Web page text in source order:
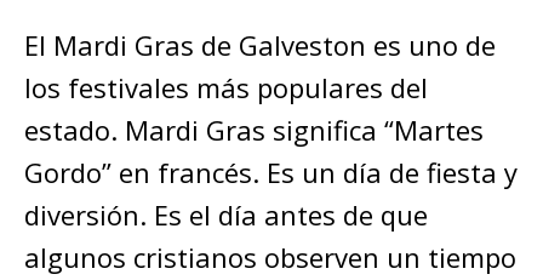
El Mardi Gras de Galveston es uno de
los festivales más populares del
estado. Mardi Gras significa “Martes
Gordo” en francés. Es un día de fiesta y
diversión. Es el día antes de que
algunos cristianos observen un tiempo